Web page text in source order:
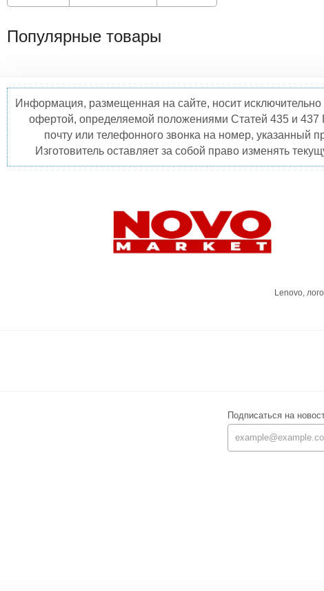
Популярные товары
Информация, размещенная на сайте, носит
офертой, определяемой положениями Статей 435 и
почту или телефонного звонка на номер, указанный
Изготовитель оставляет за собой право изменять
Lenovo,
Подписаться на